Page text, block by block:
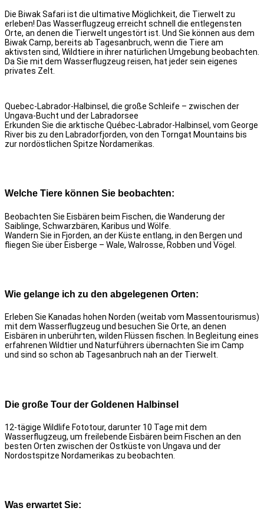
Die Biwak Safari ist die ultimative Möglichkeit, die Tierwelt zu
erleben! Das Wasserflugzeug erreicht schnell die entlegensten
Orte, an denen die Tierwelt ungestört ist. Und Sie können aus dem
Biwak Camp, bereits ab Tagesanbruch, wenn die Tiere am
aktivsten sind, Wildtiere in ihrer natürlichen Umgebung beobachten.
Da Sie mit dem Wasserflugzeug reisen, hat jeder sein eigenes
privates Zelt.
Quebec-Labrador-Halbinsel, die große Schleife – zwischen der
Ungava-Bucht und der Labradorsee
Erkunden Sie die arktische Québec-Labrador-Halbinsel, vom George
River bis zu den Labradorfjorden, von den Torngat Mountains bis
zur nordöstlichen Spitze Nordamerikas.
Welche Tiere können Sie beobachten:
Beobachten Sie Eisbären beim Fischen, die Wanderung der
Saiblinge, Schwarzbären, Karibus und Wölfe.
Wandern Sie in Fjorden, an der Küste entlang, in den Bergen und
fliegen Sie über Eisberge – Wale, Walrosse, Robben und Vögel.
Wie gelange ich zu den abgelegenen Orten:
Erleben Sie Kanadas hohen Norden (weitab vom Massentourismus)
mit dem Wasserflugzeug und besuchen Sie Orte, an denen
Eisbären in unberührten, wilden Flüssen fischen. In Begleitung eines
erfahrenen Wildtier und Naturführers übernachten Sie im Camp
und sind so schon ab Tagesanbruch nah an der Tierwelt.
Die große Tour der Goldenen Halbinsel
12-tägige Wildlife Fototour, darunter 10 Tage mit dem
Wasserflugzeug, um freilebende Eisbären beim Fischen an den
besten Orten zwischen der Ostküste von Ungava und der
Nordostspitze Nordamerikas zu beobachten.
Was erwartet Sie: